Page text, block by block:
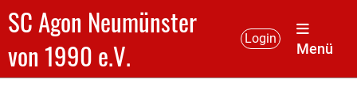
SC Agon Neumünster
von 1990 e.V.
Login
Menü